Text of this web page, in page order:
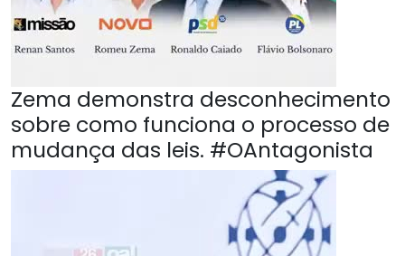
Zema demonstra desconhecimento
sobre como funciona o processo de
mudança das leis. #OAntagonista